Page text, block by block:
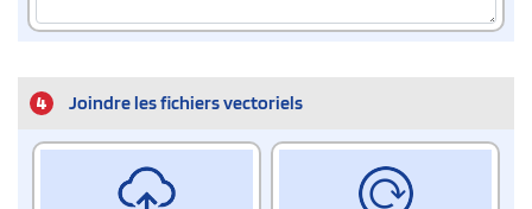
4 Joindre les fichiers vectoriels